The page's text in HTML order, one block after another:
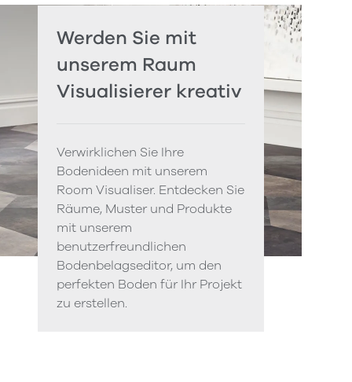
Werden Sie mit
unserem Raum
Visualisierer kreativ
Verwirklichen Sie Ihre
Bodenideen mit unserem
Room Visualiser. Entdecken Sie
Räume, Muster und Produkte
mit unserem
benutzerfreundlichen
Bodenbelagseditor, um den
perfekten Boden für Ihr Projekt
zu erstellen.